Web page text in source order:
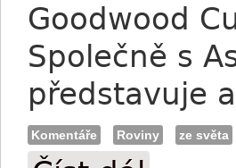
Goodwood
Společně s
představuje
Komentáře Roviny ze světa